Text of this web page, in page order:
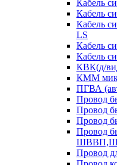
Кабель
Кабель
Кабель
LS
Кабель
Кабель
КВК(д/
КММ
ПГВА
Провод
Провод
Провод
Провод
Провод